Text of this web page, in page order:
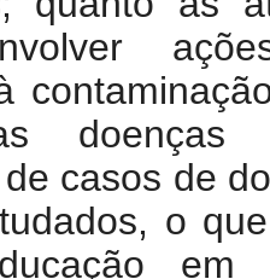
doenças
casos de
o
em